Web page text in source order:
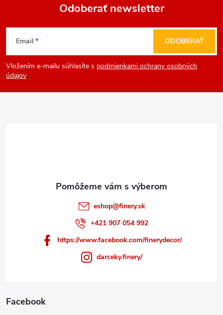
Z
á
p
Odoberať newsletter
Email
Vložením e-mailu súhlasíte s podmienkami ochrany osobných
údajov
ODOBERAŤ
eshop@finery.sk
+421 907 054 992
https://www.facebook.com/finerydecor/
darceky.finery/
Facebook